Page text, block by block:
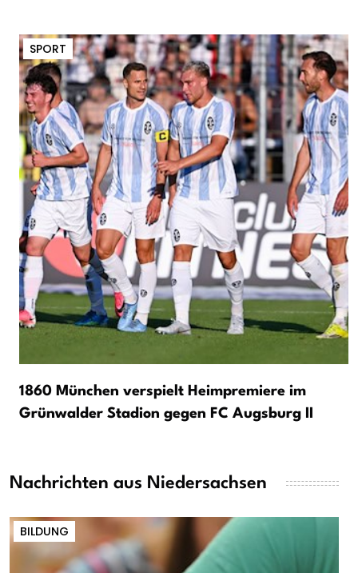
SPORT
1860 München verspielt Heimpremiere im
Grünwalder Stadion gegen FC Augsburg II
Nachrichten aus Niedersachsen
BILDUNG